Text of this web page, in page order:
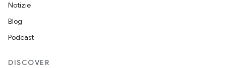
Notizie
Blog
Podcast
DISCOVER